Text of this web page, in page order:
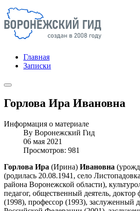
Главная
Записки
Горлова Ира Ивановна
Информация о материале
By Воронежский Гид
06 мая 2021
Просмотров: 981
Горлова Ира (Ирина) Ивановна
(родилась 20.08.1941, село
района Воронежской области),
педагог, общественный деятель,
(1998), профессор (1993), заслуженный